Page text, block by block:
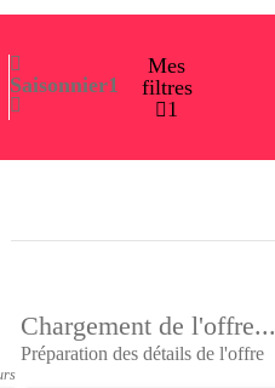
Saisonnier1
Mes
filtres
1
Chargement de l'offre...
Préparation des détails de l'offre